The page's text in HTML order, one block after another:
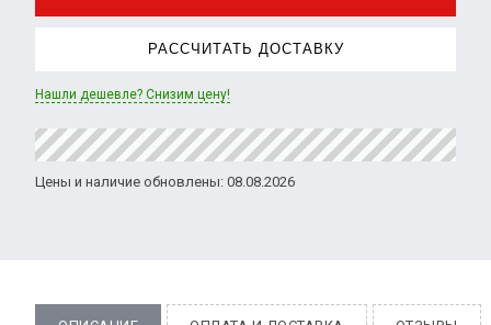
РАССЧИТАТЬ ДОСТАВКУ
Нашли дешевле? Снизим цену!
Цены и наличие обновлены: 08.08.2026